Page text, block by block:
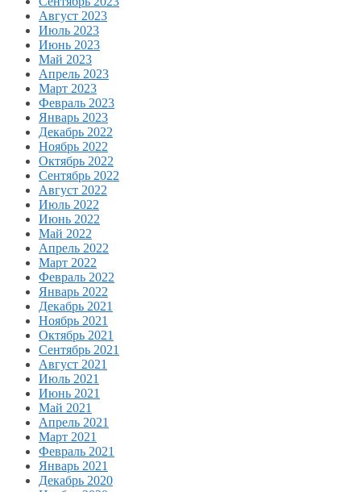
Август 2023
Июль 2023
Июнь 2023
Май 2023
Апрель 2023
Март 2023
Февраль 2023
Январь 2023
Декабрь 2022
Ноябрь 2022
Октябрь 2022
Сентябрь 2022
Август 2022
Июль 2022
Июнь 2022
Май 2022
Апрель 2022
Март 2022
Февраль 2022
Январь 2022
Декабрь 2021
Ноябрь 2021
Октябрь 2021
Сентябрь 2021
Август 2021
Июль 2021
Июнь 2021
Май 2021
Апрель 2021
Март 2021
Февраль 2021
Январь 2021
Декабрь 2020